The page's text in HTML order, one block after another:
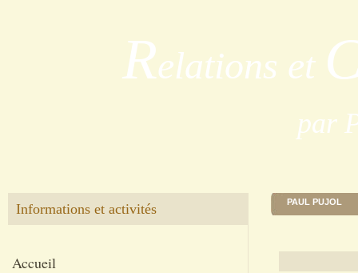
Relations et
par
Informations et activités
Accueil
PAUL PUJOL